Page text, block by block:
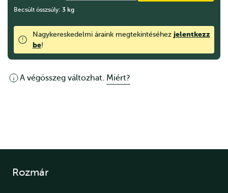
Becsült összsúly: 3 kg
Nagykereskedelmi áraink megtekintéséhez jelentkezz
be!
A végösszeg változhat. Miért?
Rozmár